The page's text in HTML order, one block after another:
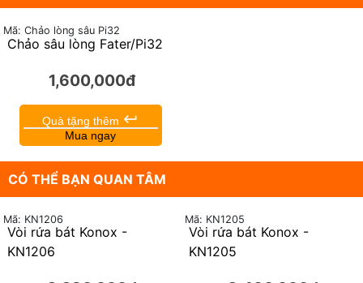
Chảo sâu lòng Fater/Pi32
Mã: Chảo lòng sâu Pi32
1,600,000đ
Quà tặng thêm keyboard_return
Mua ngay
CÓ THỂ BẠN QUAN TÂM
Vòi rửa bát Konox -
KN1206
Mã: KN1206
Vòi rửa bát Konox -
KN1205
Mã: KN1205